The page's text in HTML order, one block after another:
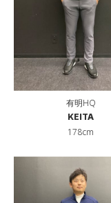
有明HQ
KEITA
178cm